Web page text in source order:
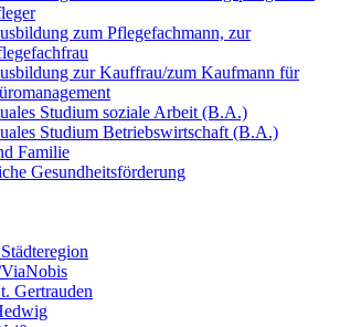
zum Pflegefachmann, zur
zur Kauffrau/zum Kaufmann für
Studium soziale Arbeit (B.A.)
Studium Betriebswirtschaft (B.A.)
Familie
Gesundheitsförderung
Gertrauden